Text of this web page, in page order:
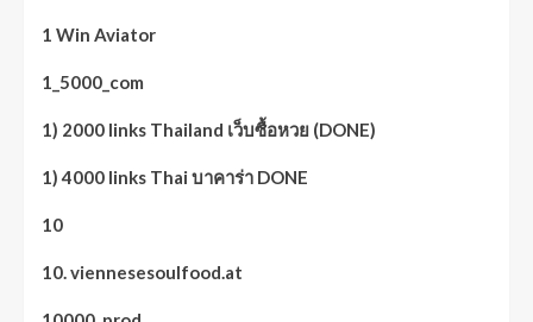
1 Win Aviator
1_5000_com
1) 2000 links Thailand เว็บซื้อหวย (DONE)
1) 4000 links Thai บาคาร่า DONE
10
10. viennesesoulfood.at